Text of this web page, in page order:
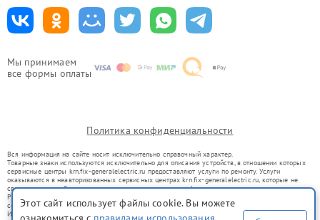
Мы принимаем
все формы оплаты
Политика конфиденциальности
Вся информация на сайте носит исключительно справочный характер.
Товарные знаки используются исключительно для описания устройств, в отношении которых
сервисные центры krn.fix-generalelectric.ru предоставляют услуги по ремонту. Услуги
оказываются в неавторизованных сервисных центрах krn.fix-generalelectric.ru, которые не
связаны с правообладателями товарных знаков или их официальными представителями.
Ремонт осуществляется для устройств, уже введенных в гражданский оборот в соответствии
со статьей 1487 ГК РФ.
Использование товарных знаков не преследует цели индивидуализации услуг или введения
Этот сайт использует файлы cookie. Вы можете